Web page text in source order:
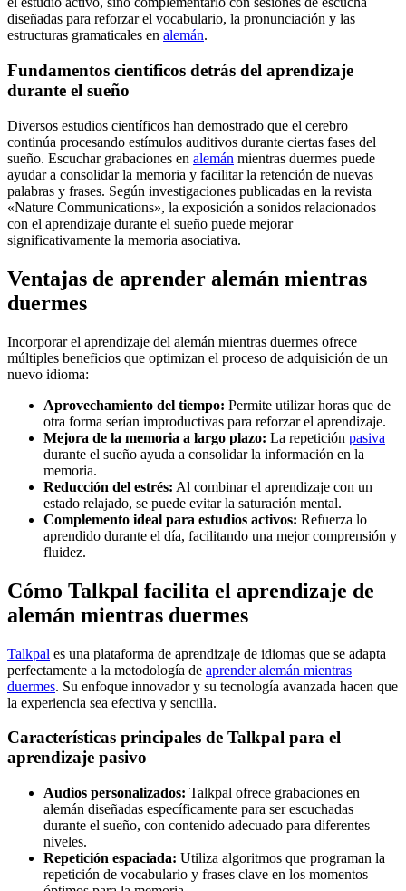
diseñadas para reforzar el vocabulario, la pronunciación y las
estructuras gramaticales en alemán.
Fundamentos científicos detrás del aprendizaje
durante el sueño
Diversos estudios científicos han demostrado que el cerebro
continúa procesando estímulos auditivos durante ciertas fases del
sueño. Escuchar grabaciones en alemán mientras duermes puede
ayudar a consolidar la memoria y facilitar la retención de nuevas
palabras y frases. Según investigaciones publicadas en la revista
«Nature Communications», la exposición a sonidos relacionados
con el aprendizaje durante el sueño puede mejorar
significativamente la memoria asociativa.
Ventajas de aprender alemán mientras
duermes
Incorporar el aprendizaje del alemán mientras duermes ofrece
múltiples beneficios que optimizan el proceso de adquisición de un
nuevo idioma:
Aprovechamiento del tiempo: Permite utilizar horas que de
otra forma serían improductivas para reforzar el aprendizaje.
Mejora de la memoria a largo plazo: La repetición pasiva
durante el sueño ayuda a consolidar la información en la
memoria.
Reducción del estrés: Al combinar el aprendizaje con un
estado relajado, se puede evitar la saturación mental.
Complemento ideal para estudios activos: Refuerza lo
aprendido durante el día, facilitando una mejor comprensión y
fluidez.
Cómo Talkpal facilita el aprendizaje de
alemán mientras duermes
Talkpal es una plataforma de aprendizaje de idiomas que se adapta
perfectamente a la metodología de aprender alemán mientras
duermes. Su enfoque innovador y su tecnología avanzada hacen que
la experiencia sea efectiva y sencilla.
Características principales de Talkpal para el
aprendizaje pasivo
Audios personalizados: Talkpal ofrece grabaciones en
alemán diseñadas específicamente para ser escuchadas
durante el sueño, con contenido adecuado para diferentes
niveles.
Repetición espaciada: Utiliza algoritmos que programan la
repetición de vocabulario y frases clave en los momentos